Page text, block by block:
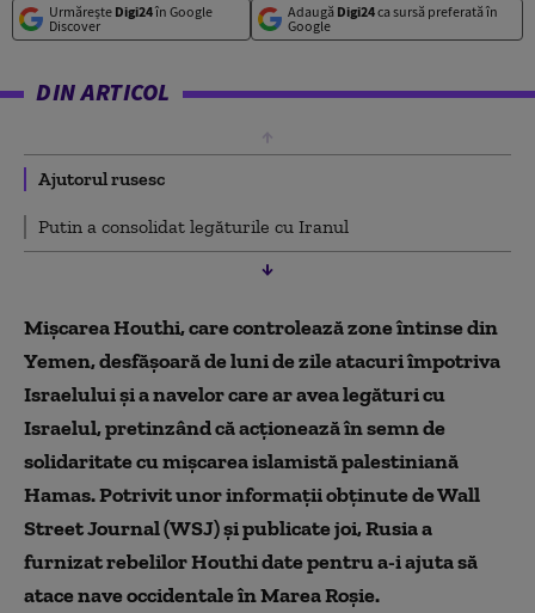
Urmărește Digi24în Google
Discover
Adaugă Digi24ca sursă preferată în
Google
DIN ARTICOL
Ajutorul rusesc
Putin a consolidat legăturile cu Iranul
Mişcarea Houthi, care controlează zone întinse din
Yemen, desfăşoară de luni de zile atacuri împotriva
Israelului şi a navelor care ar avea legături cu
Israelul, pretinzând că acţionează în semn de
solidaritate cu mişcarea islamistă palestiniană
Hamas. Potrivit unor informații obținute de Wall
Street Journal (WSJ) și publicate joi, Rusia a
furnizat rebelilor Houthi date pentru a-i ajuta să
atace nave occidentale în Marea Roşie.